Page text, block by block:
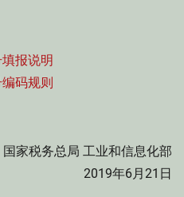
报说明
码规则
国家税务总局 工业和信息化部
2019年6月21日